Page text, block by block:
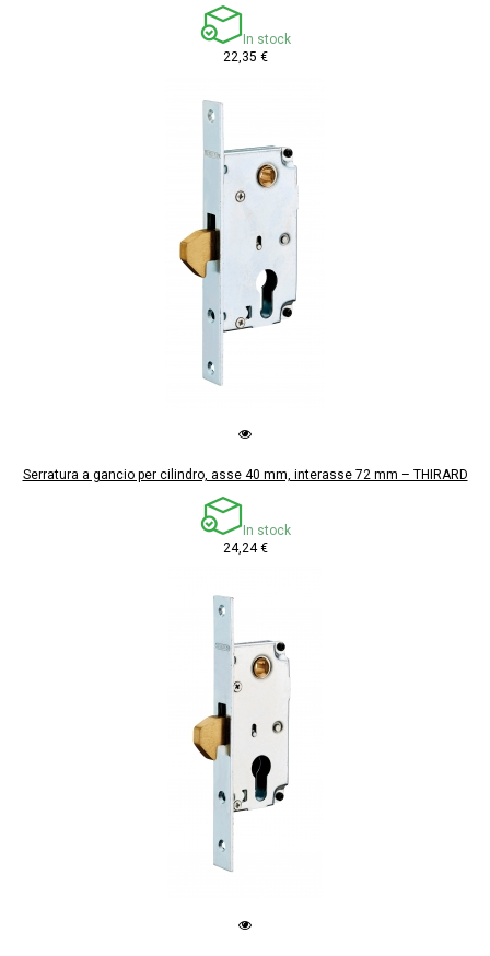
In stock
22,35 €
Serratura a gancio per cilindro, asse 40 mm, interasse 72 mm – THIRARD
In stock
24,24 €